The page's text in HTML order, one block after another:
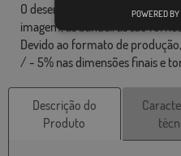
O desenho final pode diferir
imagem, as bandeiras são
Devido ao formato de
/ - 5% nas dimensões finais e
Descrição do
Produto
POWERED BY